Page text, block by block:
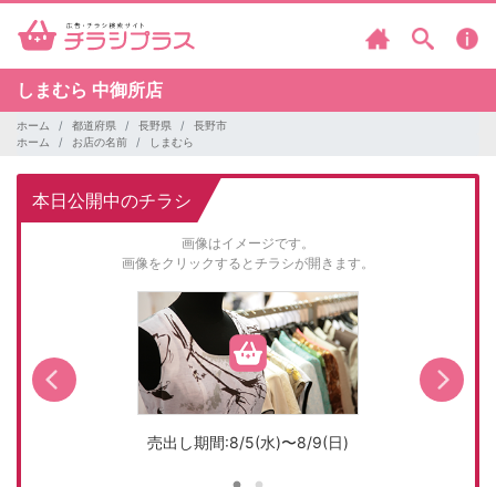
しまむら 中御所店
ホーム 都道府県 長野県
長野市
ホーム
お店の名前 しまむら
本日公開中のチラシ
画像はイメージです。
画像をクリックするとチラシが開きます。
売出し期間:8/5(水)〜8/9(日)